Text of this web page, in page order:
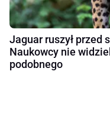
Jaguar ruszył przed
Naukowcy nie
podobnego